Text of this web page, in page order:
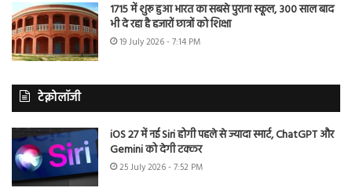
1715 में शुरू हुआ भारत का सबसे पुराना स्कूल, 300 साल बाद
भी दे रहा है हजारों छात्रों को शिक्षा
19 July 2026 - 7:14 PM
टेक्नोलॉजी
iOS 27 में नई Siri होगी पहले से ज्यादा स्मार्ट, ChatGPT और
Gemini को देगी टक्कर
25 July 2026 - 7:52 PM